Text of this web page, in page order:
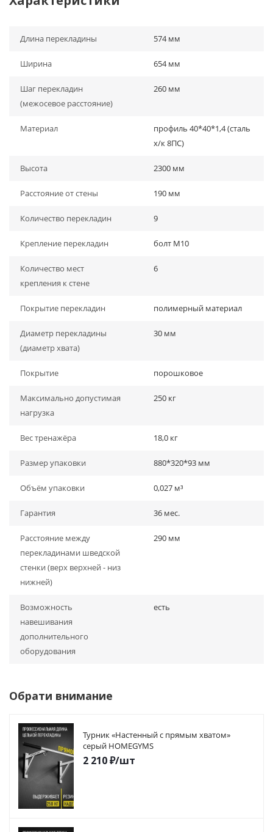
Длина перекладины 574 мм
Ширина 654 мм
Шаг перекладин
(межосевое расстояние)
260 мм
Материал
профиль 40*40*1,4 (сталь
х/к 8ПС)
Высота 2300 мм
Расстояние от стены 190 мм
Количество перекладин 9
Крепление перекладин болт М10
Количество мест
крепления к стене
6
Покрытие перекладин полимерный материал
Диаметр перекладины
(диаметр хвата)
30 мм
Покрытие порошковое
Максимально допустимая
нагрузка
250 кг
Вес тренажёра 18,0 кг
Размер упаковки 880*320*93 мм
Объём упаковки 0,027 м³
Гарантия 36 мес.
Расстояние между
перекладинами шведской
стенки (верх верхней - низ
нижней)
290 мм
Возможность
навешивания
дополнительного
оборудования
есть
Обрати внимание
Турник «Настенный с прямым хватом»
серый HOMEGYMS
2 210₽/шт